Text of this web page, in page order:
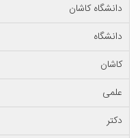
دانشگاه کاشان
دانشگاه
کاشان
علمی
دکتر